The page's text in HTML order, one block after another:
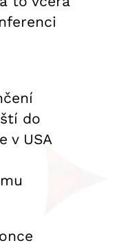
do
v USA